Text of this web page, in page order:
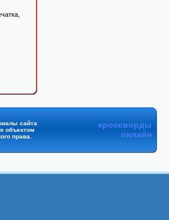
сайта
объектом
права.
кроссворды
онлайн